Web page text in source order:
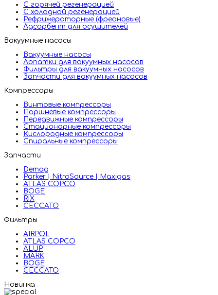
С горячей регенерацией
С холодной регенерацией
Рефрижераторные (фреоновые)
Адсорбент для осушителей
Вакуумные насосы
Вакуумные насосы
Лопатки для вакуумных насосов
Фильтры для вакуумных насосов
Запчасти для вакуумных насосов
Компрессоры
Винтовые компрессоры
Поршневые компрессоры
Передвижные компрессоры
Стационарные компрессоры
Кислородные компрессоры
Спиральные компрессоры
Запчасти
Demag
Parker | NitroSource | Maxigas
ATLAS COPCO
BOGE
RIX
CECCATO
Фильтры
AIRPOL
ATLAS COPCO
ALUP
MARK
BOGE
CECCATO
Новинка